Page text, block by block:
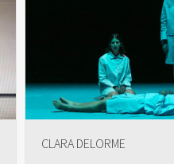
CLARA DELORME